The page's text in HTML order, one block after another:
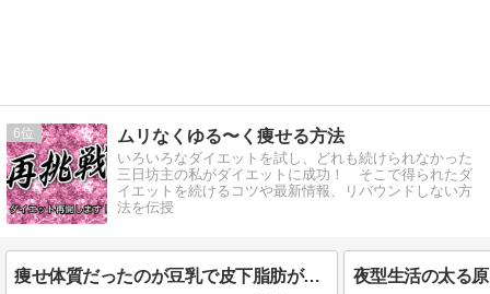
6 ムリなくゆる〜く痩せる方法
いろいろなダイエットを試し、どれも続けられなかった
三日坊主の私がダイエットに成功！ そこで得られたダ
イエットを続けるコツや最新情報、リバウンドしない方
法を伝授
痩せ体質だったのが豆乳で皮下脂肪がぁぁ：ダイエット再開します